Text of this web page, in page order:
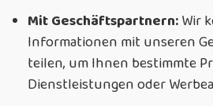
Mit Geschäftspartnern:Wir
Informationen mit unseren
teilen, um Ihnen bestimmte
Dienstleistungen oder